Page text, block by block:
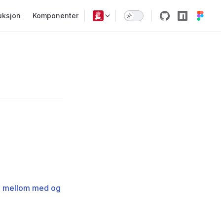
Komponenter
med og